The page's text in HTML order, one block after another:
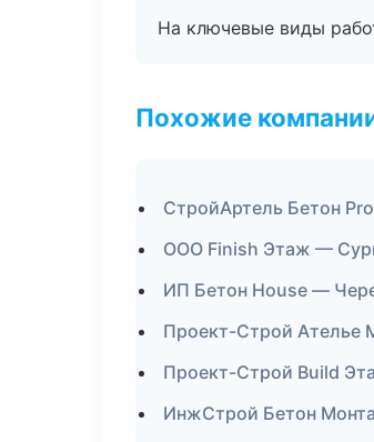
На ключевые виды
Похожие
СтройАртель Бетон
ООО Finish Этаж —
ИП Бетон House —
Проект-Строй
Проект-Строй Build
ИнжСтрой Бетон